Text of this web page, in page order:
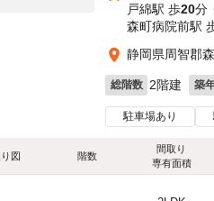
戸綿駅 歩20分
森町病院前駅
静岡県周智郡
総階数 2階建 築
駐車場あり
図 階数
間取り
専有面積